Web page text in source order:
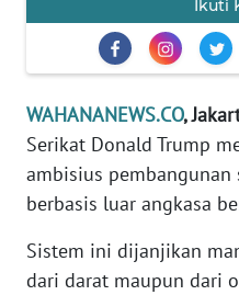
Ikuti
WAHANANEWS.CO,
Serikat Donald Trump
ambisius
berbasis luar angkasa
Sistem ini dijanjikan
dari darat maupun dari
EDITORIAL
INDEKS
BERITA
KONTAK
KAMI